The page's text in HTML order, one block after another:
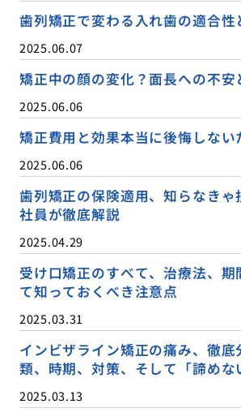
歯列矯正で変わる入れ歯の適合性
2025.06.07
矯正中の顔の変化？面長への不安
2025.06.06
矯正費用と効果本当に後悔しない
2025.06.06
歯列矯正の保険適用、知らなきゃ
社員が徹底解説
2025.04.29
受け口矯正のすべて、治療法、期
て知っておくべき注意点
2025.03.31
インビザライン矯正の痛み、徹底
類、時期、対策、そして「諦めな
2025.03.13